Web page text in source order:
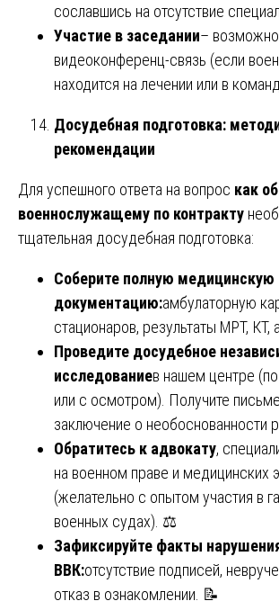
сославшись на отсутствие
Участие в заседании–
видеоконференц-связь (если
находится на лечении или в
Досудебная подготовка:
рекомендации
Для успешного ответа на вопрос как
военнослужащему по контракту
тщательная досудебная подготовка:
Соберите полную медицинскую
документацию:амбулаторную
стационаров, результаты МРТ,
Проведите досудебное
исследованиев нашем центре
или с осмотром). Получите
заключение о необоснованности
Обратитесь к адвокату,
на военном праве и медицинских
(желательно с опытом участия в
военных судах). ⚖️
Зафиксируйте факты
ВВК:отсутствие подписей,
отказ в ознакомлении. 📝